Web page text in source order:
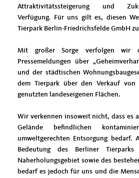
Attraktivitätssteigerung und
Verfügung. Für uns gilt es, diesen
Tierpark Berlin-Friedrichsfelde GmbH
Mit großer Sorge verfolgen wir
Pressemeldungen über
und der städtischen
dem Tierpark über den Verkauf von
genutzten landeseigenen Flächen.
Wir verkennen insoweit nicht, dass es
Gelände befindlichen
umweltgerechten Entsorgung bedarf.
Bedeutung des Berliner Tierparks
Naherholungsgebiet sowie des
bedarf es jedoch für uns und die